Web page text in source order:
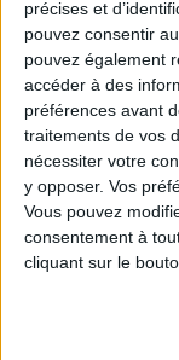
précises et
pouvez consentir
pouvez également
accéder à des
préférences avant
traitements de vos
nécessiter votre
y opposer. Vos
Vous pouvez
consentement à
cliquant sur le
Archivage
outils
Stratégie
données
LES